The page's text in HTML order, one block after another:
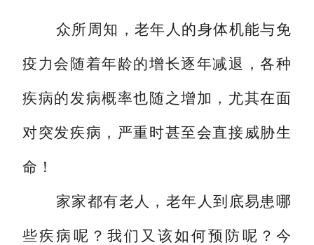
众所周知，老年人的身体机能与免
疫力会 随着年龄的增长逐年减退，各种
疾病的发病概率也随之增加，尤其在面
对突发疾病，严重时甚至会直接威胁生
命！
家家都有老人，老年人到底易患哪
些疾病呢？我们又该如何预防呢？ 今